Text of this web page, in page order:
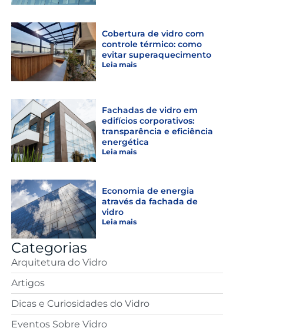
Cobertura de vidro com
controle térmico: como
evitar superaquecimento
Leia mais
Fachadas de vidro em
edifícios corporativos:
transparência e eficiência
energética
Leia mais
Economia de energia
através da fachada de
vidro
Leia mais
Categorias
Arquitetura do Vidro
Artigos
Dicas e Curiosidades do Vidro
Eventos Sobre Vidro